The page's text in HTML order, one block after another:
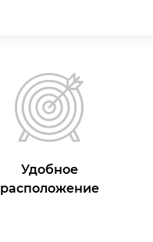
Удобное
расположение